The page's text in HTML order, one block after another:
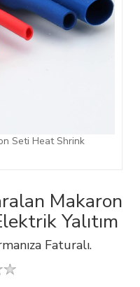
Makaron
Yalıtım
Faturalı.